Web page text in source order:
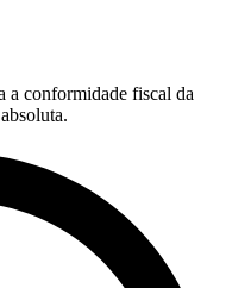
a conformidade fiscal da